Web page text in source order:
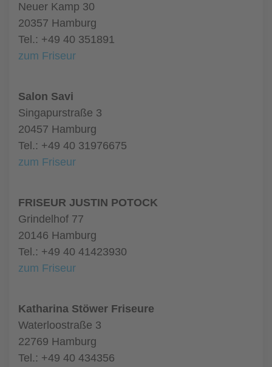
Neuer Kamp 30
20357 Hamburg
Tel.: +49 40 351891
zum Friseur
Salon Savi
Singapurstraße 3
20457 Hamburg
Tel.: +49 40 31976675
zum Friseur
FRISEUR JUSTIN POTOCK
Grindelhof 77
20146 Hamburg
Tel.: +49 40 41423930
zum Friseur
Katharina Stöwer Friseure
Waterloostraße 3
22769 Hamburg
Tel.: +49 40 434356